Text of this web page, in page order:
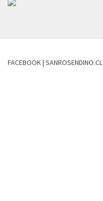
FACEBOOK | SANROSENDINO.CL